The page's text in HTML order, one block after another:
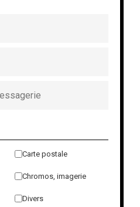
Carte postale
Chromos, imagerie
Divers